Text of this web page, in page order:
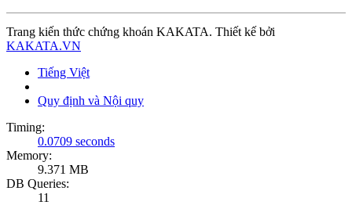
Trang kiến thức chứng khoán KAKATA. Thiết kế bởi
KAKATA.VN
Tiếng Việt
Quy định và Nội quy
Timing:
0.0709 seconds
Memory:
9.371 MB
DB Queries:
11